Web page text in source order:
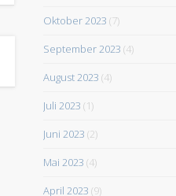
Oktober 2023 (7)
September 2023 (4)
August 2023 (4)
Juli 2023 (1)
Juni 2023 (2)
Mai 2023 (4)
April 2023 (9)